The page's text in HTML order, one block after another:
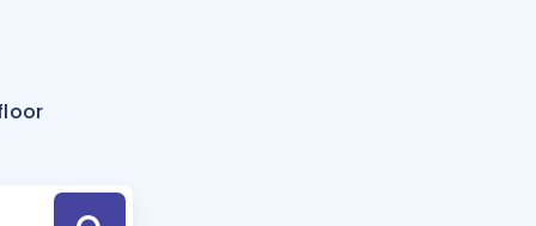
Hesaplama Aracı
için Öneriler
Tek Takvimde
Hoca ile seni sınava hazırlayacak onlarca eğitim seni bekliyor!